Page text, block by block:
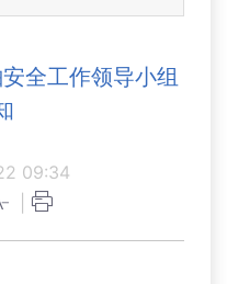
全工作领导小组
09:34